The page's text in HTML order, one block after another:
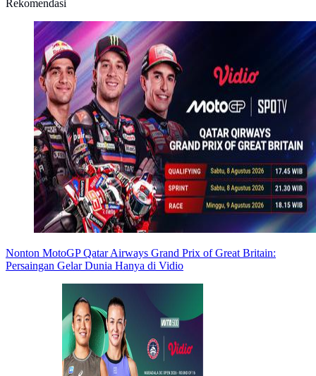
Rekomendasi
Nonton MotoGP Qatar Airways Grand Prix of Great Britain:
Persaingan Gelar Dunia Hanya di Vidio